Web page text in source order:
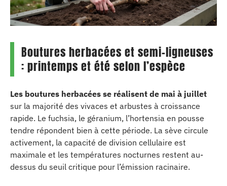
Boutures herbacées et semi-ligneuses
: printemps et été selon l’espèce
Les boutures herbacées se réalisent de mai à juillet
sur la majorité des vivaces et arbustes à croissance
rapide. Le fuchsia, le géranium, l’hortensia en pousse
tendre répondent bien à cette période. La sève circule
activement, la capacité de division cellulaire est
maximale et les températures nocturnes restent au-
dessus du seuil critique pour l’émission racinaire.